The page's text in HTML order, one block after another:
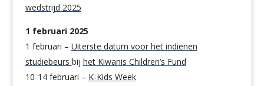
wedstrijd 2025
1 februari 2025
1 februari – Uiterste datum voor het indienen
studiebeurs bij het Kiwanis Children’s Fund
10-14 februari – K-Kids Week